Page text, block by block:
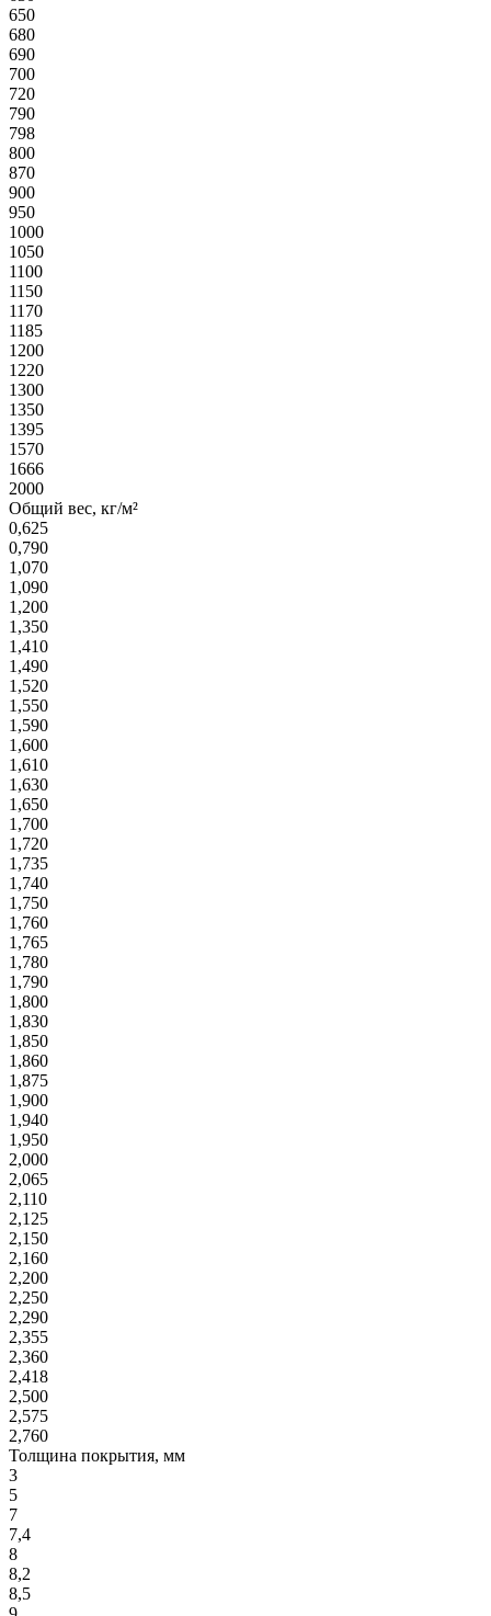
650
680
690
700
720
790
798
800
870
900
950
1000
1050
1100
1150
1170
1185
1200
1220
1300
1350
1395
1570
1666
2000
Общий вес, кг/м²
0,625
0,790
1,070
1,090
1,200
1,350
1,410
1,490
1,520
1,550
1,590
1,600
1,610
1,630
1,650
1,700
1,720
1,735
1,740
1,750
1,760
1,765
1,780
1,790
1,800
1,830
1,850
1,860
1,875
1,900
1,940
1,950
2,000
2,065
2,110
2,125
2,150
2,160
2,200
2,250
2,290
2,355
2,360
2,418
2,500
2,575
2,760
Толщина покрытия, мм
3
5
7
7,4
8
8,2
8,5